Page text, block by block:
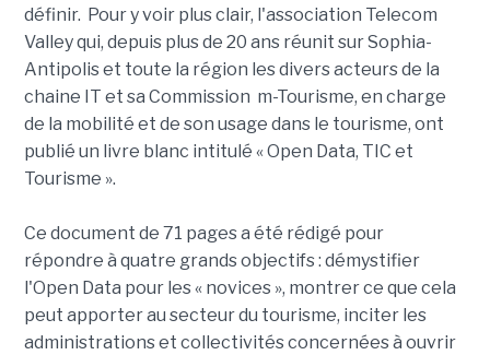
définir. Pour y voir plus clair, l'association Telecom
Valley qui, depuis plus de 20 ans réunit sur Sophia-
Antipolis et toute la région les divers acteurs de la
chaine IT et sa Commission m-Tourisme, en charge
de la mobilité et de son usage dans le tourisme, ont
publié un livre blanc intitulé « Open Data, TIC et
Tourisme ».
Ce document de 71 pages a été rédigé pour
répondre à quatre grands objectifs : démystifier
l'Open Data pour les « novices », montrer ce que cela
peut apporter au secteur du tourisme, inciter les
administrations et collectivités concernées à ouvrir